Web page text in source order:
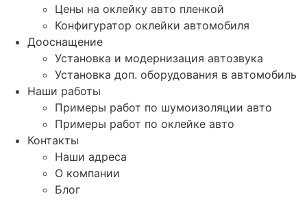
Цены на оклейку авто пленкой
Конфигуратор оклейки автомобиля
Дооснащение
Установка и модернизация автозвука
Установка доп. оборудования в автомобиль
Наши работы
Примеры работ по шумоизоляции авто
Примеры работ по оклейке авто
Контакты
Наши адреса
О компании
Блог